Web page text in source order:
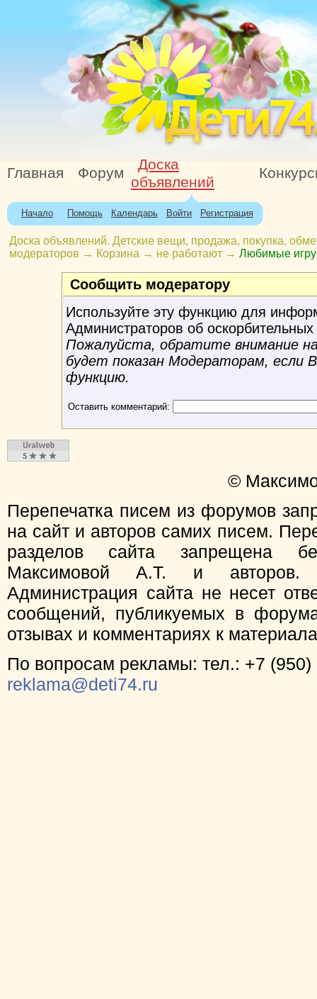
Главная Форум
Доска
объявлений
Начало Помощь Календарь Войти Регистрация
Доска объявлений. Детские вещи, продажа, покупка,
модераторов → Корзина → не работают → Любимые
Сообщить модератору
Используйте эту функцию для
Администраторов об
Пожалуйста, обратите внимание
будет показан Модераторам, если
функцию.
Оставить комментарий:
©
Перепечатка писем из форумов
на сайт и авторов самих писем.
разделов сайта запрещена
Максимовой А.Т. и
Администрация сайта не несет
сообщений, публикуемых в
отзывах и комментариях к
По вопросам рекламы: тел.: +7 (950)
reklama@deti74.ru